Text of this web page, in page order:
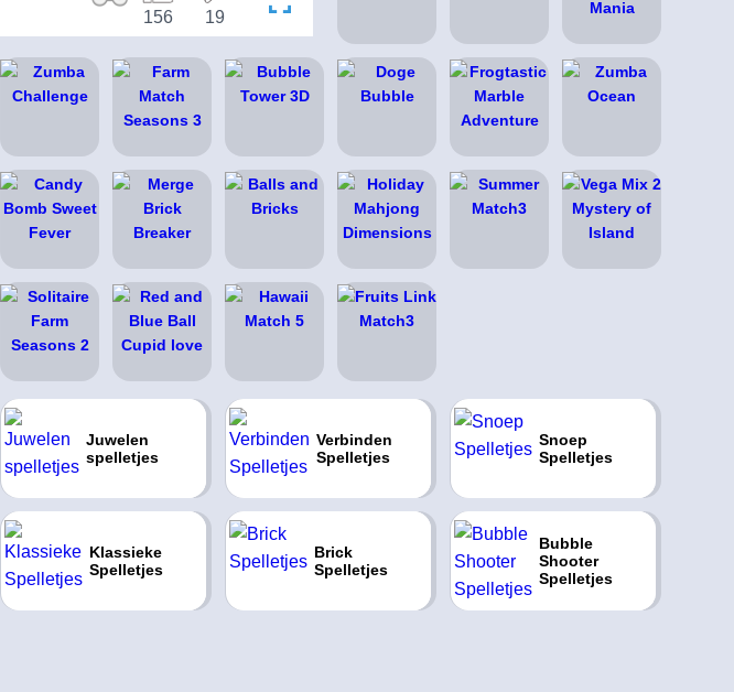
19
156
Juwelen
spelletjes
Verbinden
Spelletjes
Snoep
Spelletjes
Klassieke
Spelletjes
Brick
Spelletjes
Bubble
Shooter
Spelletjes